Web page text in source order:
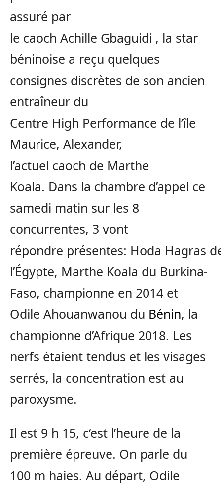
assuré par
le caoch Achille Gbaguidi , la star
béninoise a reçu quelques
consignes discrètes de son ancien
entraîneur du
Centre High Performance de l’île
Maurice, Alexander,
l’actuel caoch de Marthe
Koala. Dans la chambre d’appel ce
samedi matin sur les 8
concurrentes, 3 vont
répondre présentes: Hoda Hagras
l’Égypte, Marthe Koala du Burkina-
Faso, championne en 2014 et
Odile Ahouanwanou du Bénin, la
championne d’Afrique 2018. Les
nerfs étaient tendus et les visages
serrés, la concentration est au
paroxysme.
Il est 9 h 15, c‘est l’heure de la
première épreuve. On parle du
100 m haies. Au départ, Odile